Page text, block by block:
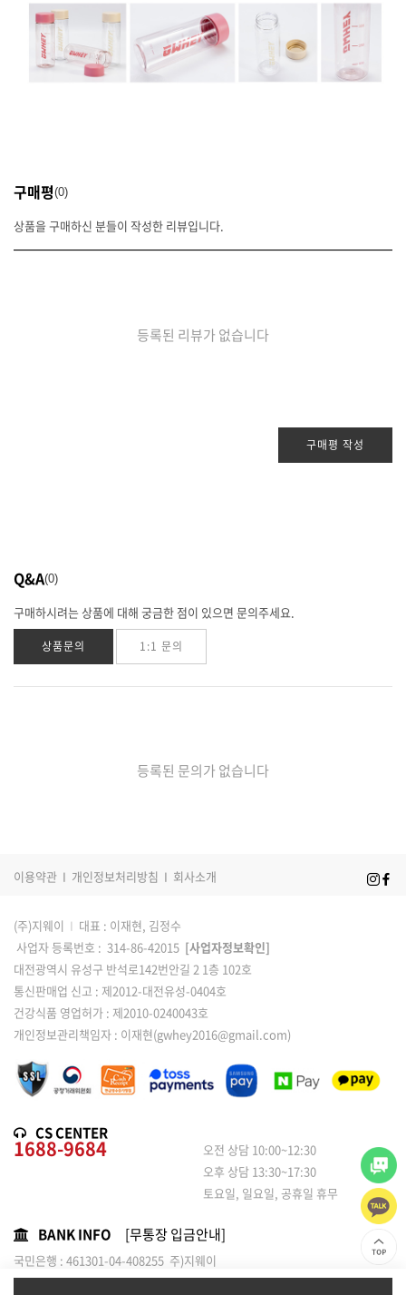
구매평 0
상품을 구매하신 분들이 작성한 리뷰입니다.
등록된 리뷰가 없습니다
구매평 작성
Q&A 0
구매하시려는 상품에 대해 궁금한 점이 있으면 문의주세요.
상품문의 1:1 문의
등록된 문의가 없습니다
이용약관 I 개인정보처리방침 I 회사소개
(주)지웨이 I 대표 : 이재현, 김정수
사업자 등록번호 : 314-86-42015 [사업자정보확인]
대전광역시 유성구 반석로142번안길 2 1층 102호
통신판매업 신고 : 제2012-대전유성-0404호
건강식품 영업허가 : 제2010-0240043호
개인정보관리책임자 : 이재현(gwhey2016@gmail.com)
CS CENTER
1688-9684
오전 상담 10:00~12:30
오후 상담 13:30~17:30
토요일, 일요일, 공휴일 휴무
BANK INFO [무통장 입금안내]
국민은행 : 461301-04-408255 주)지웨이
농협은행 : 301-0120-1814-01 / 주식회사 지웨이